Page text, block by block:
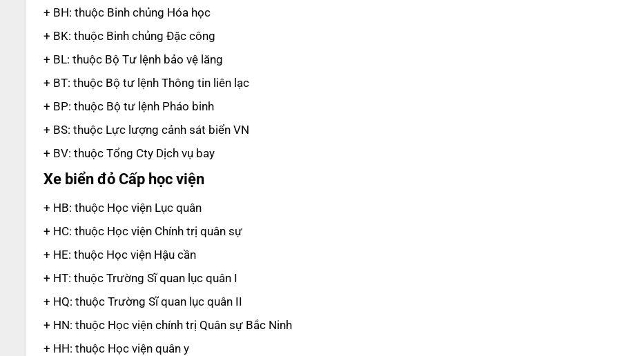
+ BH: thuộc Binh chủng Hóa học
+ BK: thuộc Binh chủng Đặc công
+ BL: thuộc Bộ Tư lệnh bảo vệ lăng
+ BT: thuộc Bộ tư lệnh Thông tin liên lạc
+ BP: thuộc Bộ tư lệnh Pháo binh
+ BS: thuộc Lực lượng cảnh sát biển VN
+ BV: thuộc Tổng Cty Dịch vụ bay
Xe biển đỏ Cấp học viện
+ HB: thuộc Học viện Lục quân
+ HC: thuộc Học viện Chính trị quân sự
+ HE: thuộc Học viện Hậu cần
+ HT: thuộc Trường Sĩ quan lục quân I
+ HQ: thuộc Trường Sĩ quan lục quân II
+ HN: thuộc Học viện chính trị Quân sự Bắc Ninh
+ HH: thuộc Học viện quân y